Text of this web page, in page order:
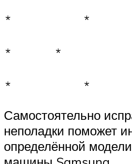
* *
* *
* *
Самостоятельно
неполадки поможет
определённой